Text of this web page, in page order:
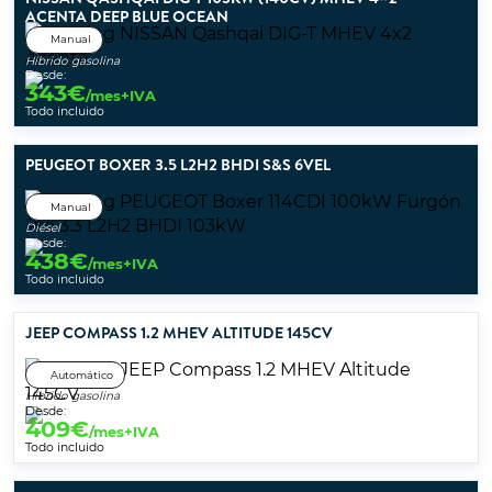
ACENTA DEEP BLUE OCEAN
Manual
Híbrido gasolina
Desde:
343€/mes+IVA
Todo incluido
PEUGEOT BOXER 3.5 L2H2 BHDI S&S 6VEL
Manual
Diésel
Desde:
438€/mes+IVA
Todo incluido
JEEP COMPASS 1.2 MHEV ALTITUDE 145CV
Automático
Híbrido gasolina
Desde:
409€/mes+IVA
Todo incluido